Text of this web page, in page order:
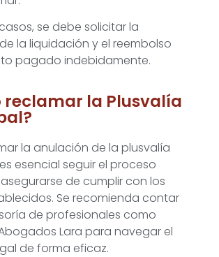
se debe solicitar la
la liquidación y el reembolso
pagado indebidamente.
reclamar la Plusvalía
la anulación de la plusvalía
esencial seguir el proceso
de cumplir con los
Se recomienda contar
de profesionales como
Lara para navegar el
de forma eficaz.